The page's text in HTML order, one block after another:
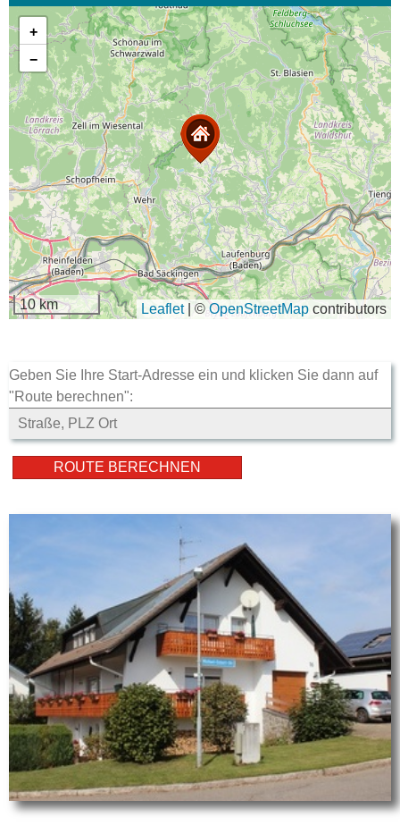
+
−
10 km Leaflet ©OpenStreetMap contributors
Geben Sie Ihre Start-Adresse ein und klicken Sie dann auf
"Route berechnen":